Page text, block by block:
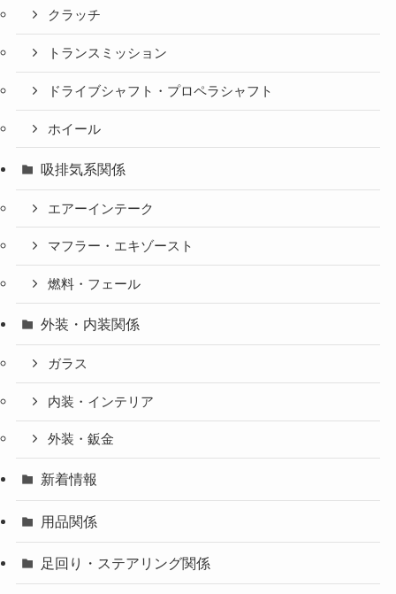
クラッチ
トランスミッション
ドライブシャフト・プロペラシャフト
ホイール
吸排気系関係
エアーインテーク
マフラー・エキゾースト
燃料・フェール
外装・内装関係
ガラス
内装・インテリア
外装・鈑金
新着情報
用品関係
足回り・ステアリング関係